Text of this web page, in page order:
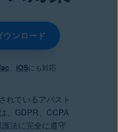
ウンロード
、 iOSにも対応
れているアバスト
、GDPR、CCPA
法に完全に遵守